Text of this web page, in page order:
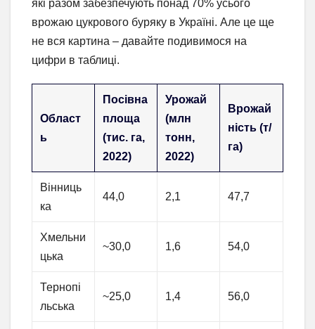
які разом забезпечують понад 70% усього
врожаю цукрового буряку в Україні. Але це ще
не вся картина – давайте подивимося на
цифри в таблиці.
Област
ь
Посівна
площа
(тис. га,
2022)
Урожай
(млн
тонн,
2022)
Врожай
ність (т/
га)
Вінниць
ка
44,0 2,1 47,7
Хмельни
цька
~30,0 1,6 54,0
Тернопі
льська
~25,0 1,4 56,0